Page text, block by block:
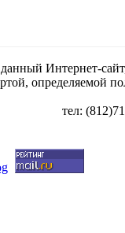
Интернет-
определяемой
тел: (812)716-